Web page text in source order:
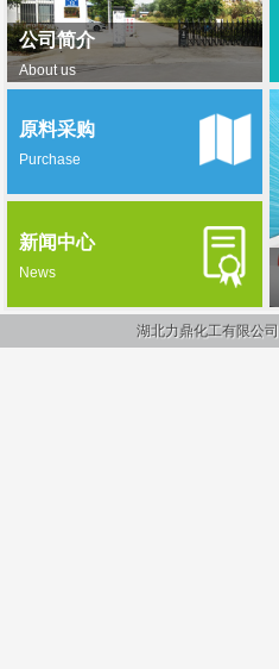
公司简介
About us
原料采购
Purchase
新闻中心
News
湖北力鼎化工有限公司